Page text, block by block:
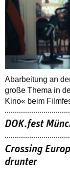
Abarbeitung an
große Thema in
Kino« beim
DOK.fest
Crossing
drunter